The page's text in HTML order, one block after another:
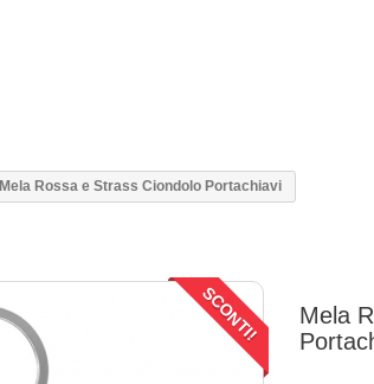
Mela Rossa e Strass Ciondolo Portachiavi
SCONTI!
Mela